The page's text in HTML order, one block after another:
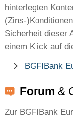
hinterlegten
(Zins-
Sicherheit dieser
einem Klick auf
BGFIBank
Forum &
Zur BGFIBank